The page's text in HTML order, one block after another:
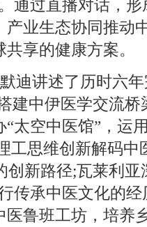
通过直播对话，
产业生态协同推动
享的健康方案。
迪讲述了历时六
建中伊医学交流
太空中医馆”，运
工思维创新解码
新路径;瓦莱利亚
传承中医文化的
医鲁班工坊，培养